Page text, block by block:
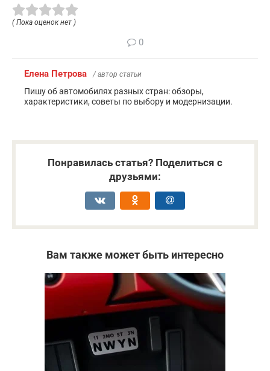
( Пока оценок нет )
0
Елена Петрова / автор статьи
Пишу об автомобилях разных стран: обзоры,
характеристики, советы по выбору и модернизации.
Понравилась статья? Поделиться с
друзьями:
Вам также может быть интересно